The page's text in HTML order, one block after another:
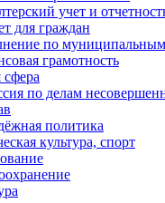
учет и
для граждан
по
грамотность
по делам
политика
культура, спорт